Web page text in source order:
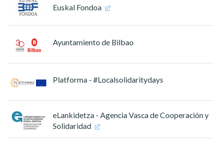
Euskal Fondoa
Ayuntamiento de Bilbao
Platforma - #Localsolidaritydays
eLankidetza - Agencia Vasca de Cooperación y
Solidaridad